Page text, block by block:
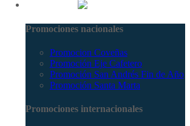
Promociones nacionales
Promocion Coveñas
Promoción Eje Cafetero
Promoción San Andrés Fin de Año
Promoción Santa Marta
Promociones internacionales